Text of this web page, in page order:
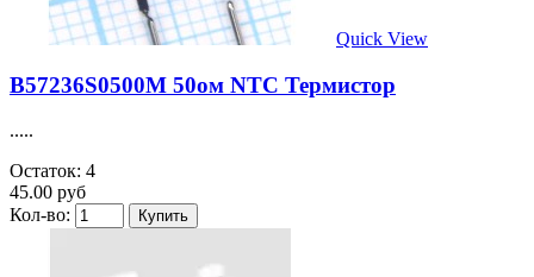
Quick View
B57236S0500M 50ом NTC Термистор
.....
Остаток: 4
45.00 руб
Кол-во: